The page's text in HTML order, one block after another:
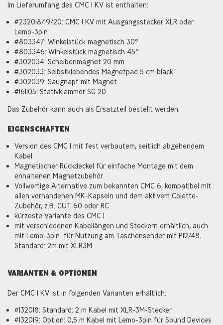
Im Lieferumfang des CMC 1 KV ist enthalten:
#232018/19/20: CMC 1 KV mit Ausgangsstecker XLR oder
Lemo-3pin
#803347: Winkelstück magnetisch 30°
#803346: Winkelstück magnetisch 45°
#302034: Scheibenmagnet 20 mm
#302033: Selbstklebendes Magnetpad 5 cm black
#302039: Saugnapf mit Magnet
#161105: Stativklammer SG 20
Das Zubehör kann auch als Ersatzteil bestellt werden.
EIGENSCHAFTEN
Version des CMC 1 mit fest verbautem, seitlich abgehendem
Kabel
Magnetischer Rückdeckel für einfache Montage mit dem
enhaltenen Magnetzubehör
Vollwertige Alternative zum bekannten CMC 6, kompatibel mit
allen vorhandenen MK-Kapseln und dem aktivem Colette-
Zubehör, z.B. CUT 60 oder RC
kürzeste Variante des CMC 1
mit verschiedenen Kabellängen und Steckern erhältlich, auch
mit Lemo-3pin für Nutzung am Taschensender mit P12/48.
Standard: 2m mit XLR3M
VARIANTEN & OPTIONEN
Der CMC 1 KV ist in folgenden Varianten erhältlich:
#132018: Standard: 2 m Kabel mit XLR-3M-Stecker
#132019: Option: 0,5 m Kabel mit Lemo-3pin für Sound Devices